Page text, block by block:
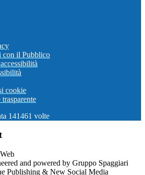
il Pubblico
cookie
141461 volte
and powered by Gruppo Spaggiari
Publishing & New Social Media